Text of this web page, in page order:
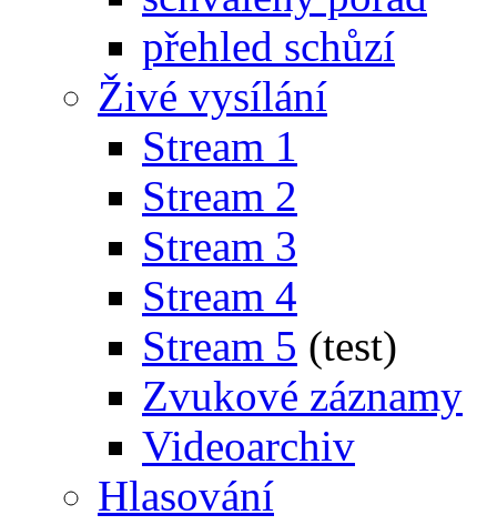
přehled schůzí
Živé vysílání
Stream 1
Stream 2
Stream 3
Stream 4
Stream 5 (test)
Zvukové záznamy
Videoarchiv
Hlasování